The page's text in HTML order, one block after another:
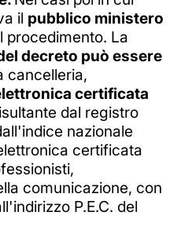
il pubblico ministero
procedimento. La
decreto può essere
cancelleria,
certificata
dal registro
nazionale
certificata
comunicazione, con
P.E.C. del